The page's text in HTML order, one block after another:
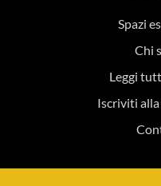
Spazi
Chi
Leggi
Iscriviti